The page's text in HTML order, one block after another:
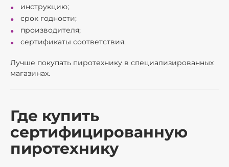
инструкцию;
срок годности;
производителя;
сертификаты соответствия.
Лучше покупать пиротехнику в специализированных
магазинах.
Где купить
сертифицированную
пиротехнику